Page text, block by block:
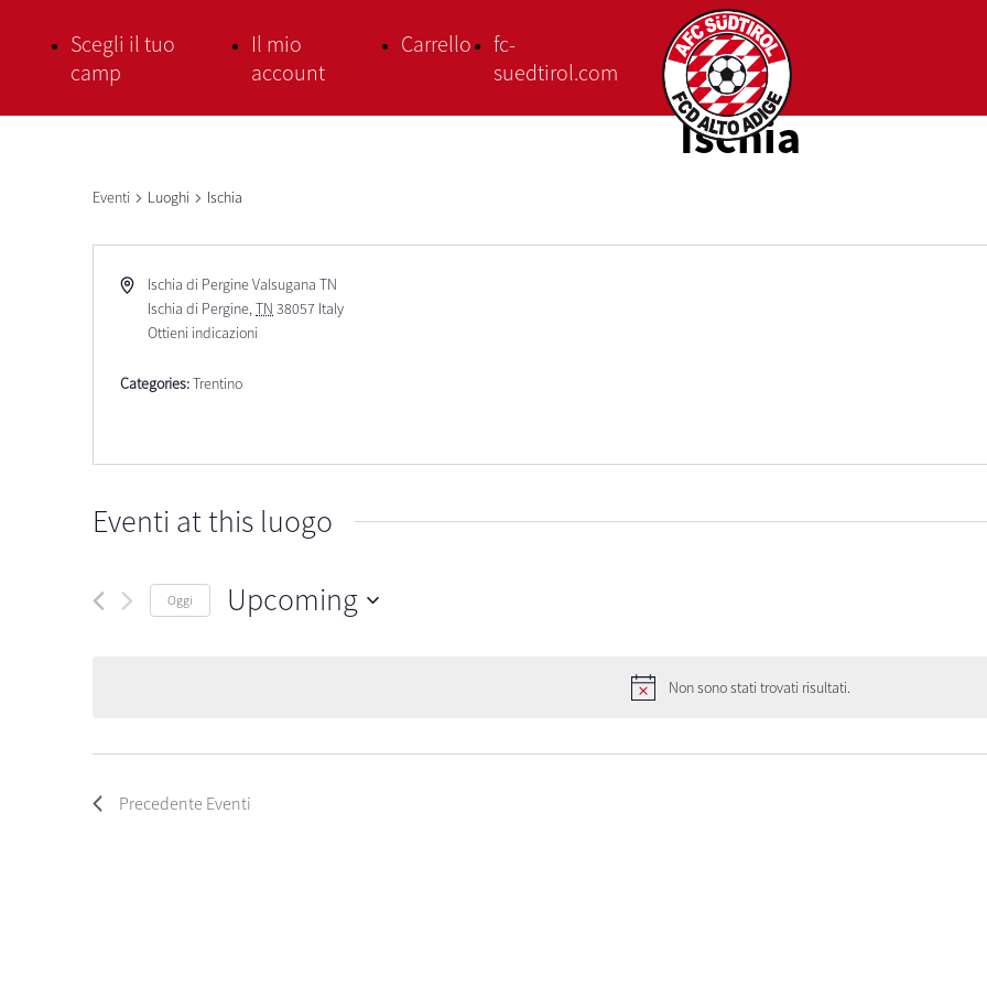
Scegli il tuo
camp
Il mio
account
Carrello
fc-
suedtirol.com
Non sono stati trovati risultati.
Ischia
Eventi Luoghi Ischia
Ischia di Pergine Valsugana TN
Ischia di Pergine,TN 38057 Italy
Ottieni indicazioni
Categories:Trentino
Eventi at this luogo
Oggi Upcoming
Precedente Eventi